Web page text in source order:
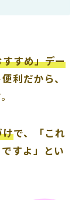
すめ」デー
利だから、
けで、「これ
すよ」とい